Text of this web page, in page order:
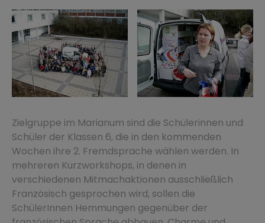
Zielgruppe im Marianum sind die Schülerinnen und
Schüler der Klassen 6, die in den kommenden
Wochen ihre 2. Fremdsprache wählen werden. In
mehreren Kurzworkshops, in denen in
verschiedenen Mitmachaktionen ausschließlich
Französisch gesprochen wird, sollen die
SchülerInnen Hemmungen gegenüber der